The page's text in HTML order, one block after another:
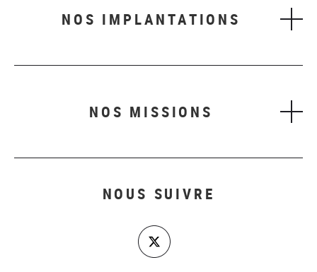
NOS IMPLANTATIONS
NOS MISSIONS
NOUS SUIVRE